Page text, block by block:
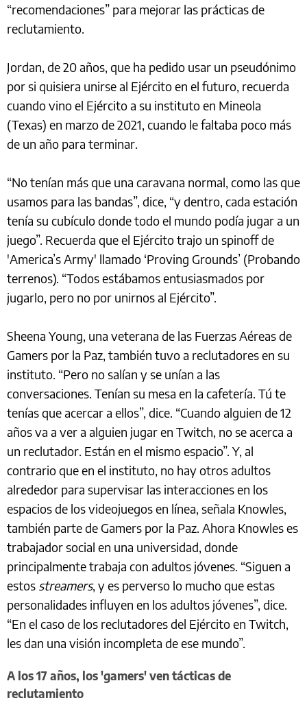
“recomendaciones” para mejorar las prácticas de
reclutamiento.
Jordan, de 20 años, que ha pedido usar un pseudónimo
por si quisiera unirse al Ejército en el futuro, recuerda
cuando vino el Ejército a su instituto en Mineola
(Texas) en marzo de 2021, cuando le faltaba poco más
de un año para terminar.
“No tenían más que una caravana normal, como las que
usamos para las bandas”, dice, “y dentro, cada estación
tenía su cubículo donde todo el mundo podía jugar a un
juego”. Recuerda que el Ejército trajo un spinoff de
'America’s Army' llamado ‘Proving Grounds’ (Probando
terrenos). “Todos estábamos entusiasmados por
jugarlo, pero no por unirnos al Ejército”.
Sheena Young, una veterana de las Fuerzas Aéreas de
Gamers por la Paz, también tuvo a reclutadores en su
instituto. “Pero no salían y se unían a las
conversaciones. Tenían su mesa en la cafetería. Tú te
tenías que acercar a ellos”, dice. “Cuando alguien de 12
años va a ver a alguien jugar en Twitch, no se acerca a
un reclutador. Están en el mismo espacio”. Y, al
contrario que en el instituto, no hay otros adultos
alrededor para supervisar las interacciones en los
espacios de los videojuegos en línea, señala Knowles,
también parte de Gamers por la Paz. Ahora Knowles es
trabajador social en una universidad, donde
principalmente trabaja con adultos jóvenes. “Siguen a
estos streamers, y es perverso lo mucho que estas
personalidades influyen en los adultos jóvenes”, dice.
“En el caso de los reclutadores del Ejército en Twitch,
les dan una visión incompleta de ese mundo”.
A los 17 años, los 'gamers' ven tácticas de
reclutamiento